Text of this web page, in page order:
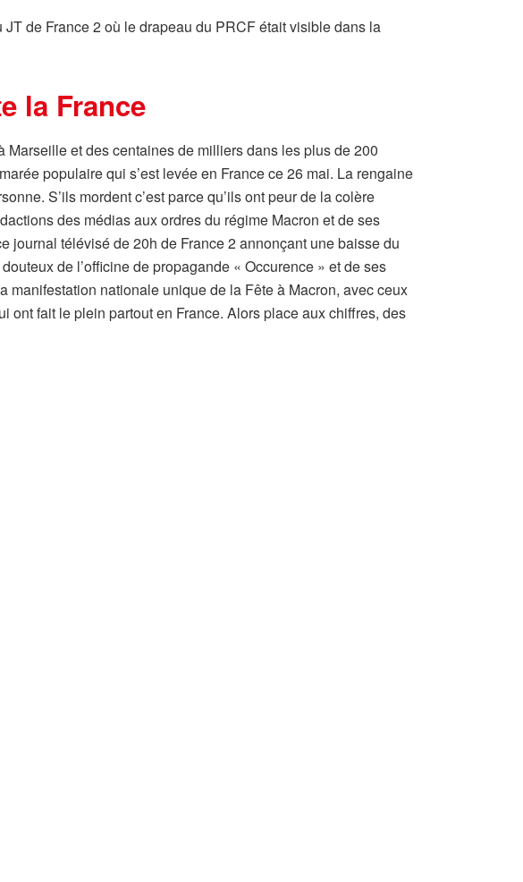
de France 2 où le drapeau du PRCF était visible dans la
la France
et des centaines de milliers dans les plus de 200
populaire qui s’est levée en France ce 26 mai. La rengaine
S’ils mordent c’est parce qu’ils ont peur de la colère
des médias aux ordres du régime Macron et de ses
journal télévisé de 20h de France 2 annonçant une baisse du
de l’officine de propagande « Occurence » et de ses
manifestation nationale unique de la Fête à Macron, avec ceux
ont fait le plein partout en France. Alors place aux chiffres, des